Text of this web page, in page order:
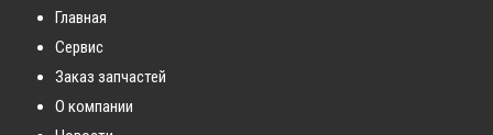
Главная
Сервис
Заказ запчастей
О компании